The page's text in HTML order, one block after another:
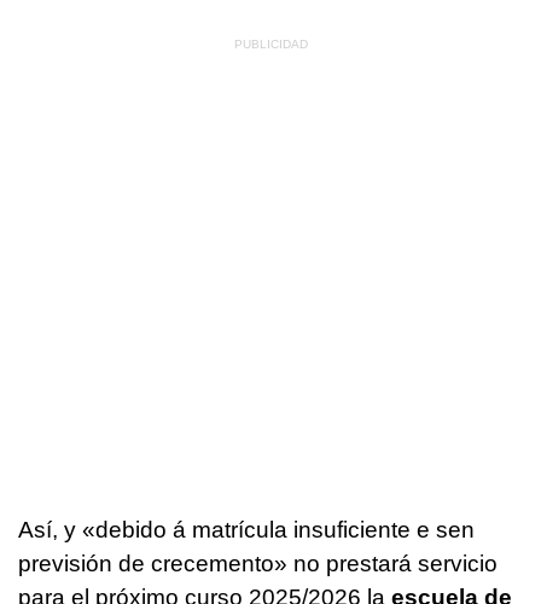
Así, y «debido á matrícula insuficiente e sen
previsión de crecemento» no prestará servicio
para el próximo curso 2025/2026 la escuela de